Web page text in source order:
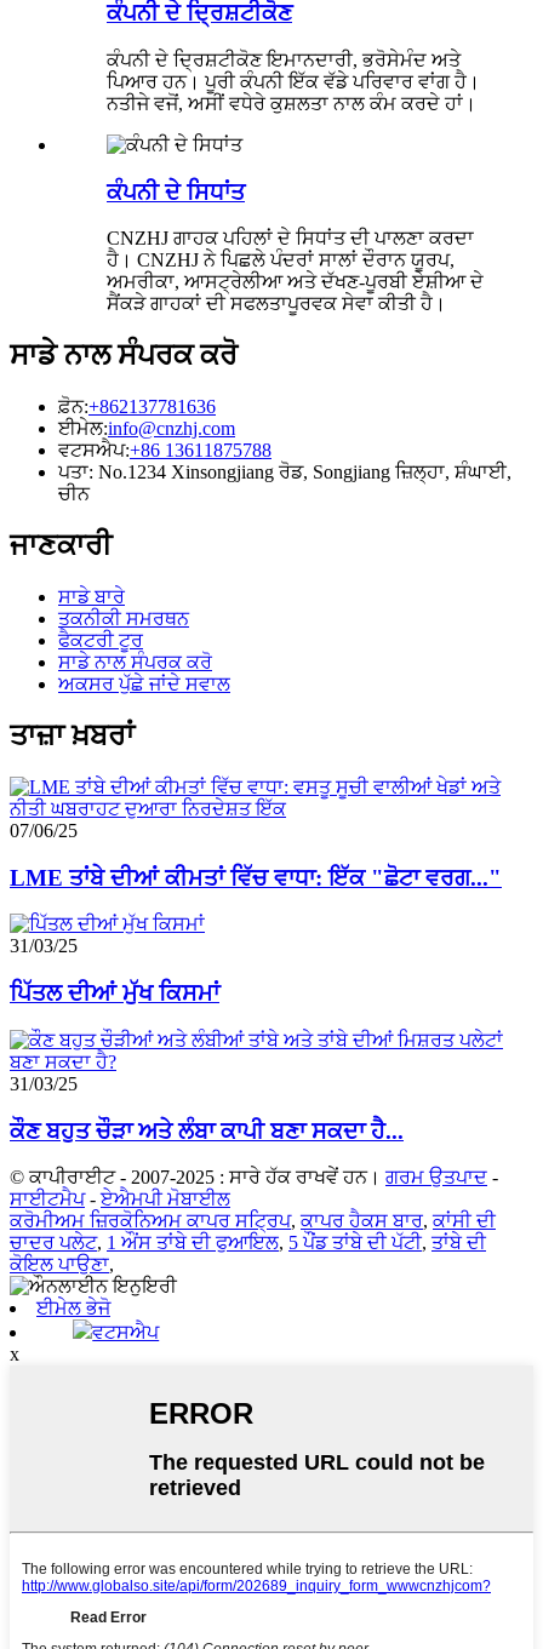
ਕੰਪਨੀ ਦੇ ਦ੍ਰਿਸ਼ਟੀਕੋਣ
ਕੰਪਨੀ ਦੇ ਦ੍ਰਿਸ਼ਟੀਕੋਣ ਇਮਾਨਦਾਰੀ, ਭਰੋਸੇਮੰਦ ਅਤੇ
ਪਿਆਰ ਹਨ। ਪੂਰੀ ਕੰਪਨੀ ਇੱਕ ਵੱਡੇ ਪਰਿਵਾਰ ਵਾਂਗ ਹੈ।
ਨਤੀਜੇ ਵਜੋਂ, ਅਸੀਂ ਵਧੇਰੇ ਕੁਸ਼ਲਤਾ ਨਾਲ ਕੰਮ ਕਰਦੇ ਹਾਂ।
ਕੰਪਨੀ ਦੇ ਸਿਧਾਂਤ
CNZHJ ਗਾਹਕ ਪਹਿਲਾਂ ਦੇ ਸਿਧਾਂਤ ਦੀ ਪਾਲਣਾ ਕਰਦਾ
ਹੈ। CNZHJ ਨੇ ਪਿਛਲੇ ਪੰਦਰਾਂ ਸਾਲਾਂ ਦੌਰਾਨ ਯੂਰਪ,
ਅਮਰੀਕਾ, ਆਸਟ੍ਰੇਲੀਆ ਅਤੇ ਦੱਖਣ-ਪੂਰਬੀ ਏਸ਼ੀਆ ਦੇ
ਸੈਂਕੜੇ ਗਾਹਕਾਂ ਦੀ ਸਫਲਤਾਪੂਰਵਕ ਸੇਵਾ ਕੀਤੀ ਹੈ।
ਸਾਡੇ ਨਾਲ ਸੰਪਰਕ ਕਰੋ
ਫ਼ੋਨ:+862137781636
ਈਮੇਲ:info@cnzhj.com
ਵਟਸਐਪ:+86 13611875788
ਪਤਾ: No.1234 Xinsongjiang ਰੋਡ, Songjiang ਜ਼ਿਲ੍ਹਾ, ਸ਼ੰਘਾਈ,
ਚੀਨ
ਜਾਣਕਾਰੀ
ਸਾਡੇ ਬਾਰੇ
ਤਕਨੀਕੀ ਸਮਰਥਨ
ਫੈਕਟਰੀ ਟੂਰ
ਸਾਡੇ ਨਾਲ ਸੰਪਰਕ ਕਰੋ
ਅਕਸਰ ਪੁੱਛੇ ਜਾਂਦੇ ਸਵਾਲ
ਤਾਜ਼ਾ ਖ਼ਬਰਾਂ
07/06/25
LME ਤਾਂਬੇ ਦੀਆਂ ਕੀਮਤਾਂ ਵਿੱਚ ਵਾਧਾ: ਇੱਕ "ਛੋਟਾ ਵਰਗ..."
31/03/25
ਪਿੱਤਲ ਦੀਆਂ ਮੁੱਖ ਕਿਸਮਾਂ
31/03/25
ਕੌਣ ਬਹੁਤ ਚੌੜਾ ਅਤੇ ਲੰਬਾ ਕਾਪੀ ਬਣਾ ਸਕਦਾ ਹੈ...
© ਕਾਪੀਰਾਈਟ - 2007-2025 : ਸਾਰੇ ਹੱਕ ਰਾਖਵੇਂ ਹਨ। ਗਰਮ ਉਤਪਾਦ -
ਸਾਈਟਮੈਪ-ਏਐਮਪੀ ਮੋਬਾਈਲ
ਕਰੋਮੀਅਮ ਜ਼ਿਰਕੋਨਿਅਮ ਕਾਪਰ ਸਟ੍ਰਿਪ,ਕਾਪਰ ਹੈਕਸ ਬਾਰ,ਕਾਂਸੀ ਦੀ
ਚਾਦਰ ਪਲੇਟ, 1 ਔਂਸ ਤਾਂਬੇ ਦੀ ਫੁਆਇਲ, 5 ਪੌਂਡ ਤਾਂਬੇ ਦੀ ਪੱਟੀ, ਤਾਂਬੇ ਦੀ
ਕੋਇਲ ਪਾਉਣਾ,
ਈਮੇਲ ਭੇਜੋ
ਵਟਸਐਪ
x